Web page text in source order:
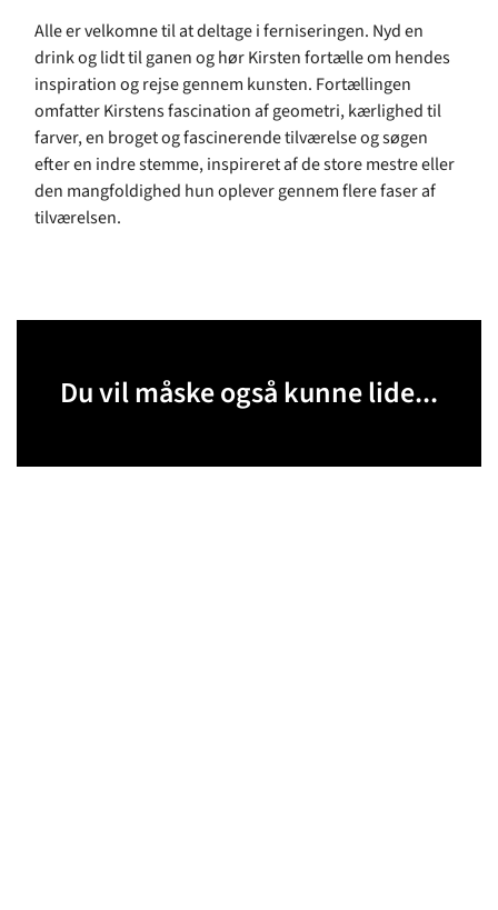
Alle er velkomne til at deltage i ferniseringen. Nyd en
drink og lidt til ganen og hør Kirsten fortælle om hendes
inspiration og rejse gennem kunsten. Fortællingen
omfatter Kirstens fascination af geometri, kærlighed til
farver, en broget og fascinerende tilværelse og søgen
efter en indre stemme, inspireret af de store mestre eller
den mangfoldighed hun oplever gennem flere faser af
tilværelsen.
Du vil måske også kunne lide...